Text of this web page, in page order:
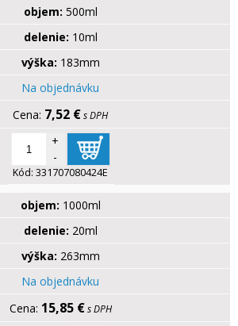
objem: 500ml
delenie: 10ml
výška: 183mm
Na objednávku
7,52 €s DPH
+
-
Kód: 331707080424E
objem: 1000ml
delenie: 20ml
výška: 263mm
Na objednávku
15,85 € s DPH